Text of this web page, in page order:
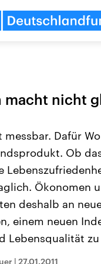
Anhalt
am 6.
neuen
Koalition aus
USA
macht nicht
Dafür
Ob
Ökonomen
deshalb an
einem neuen
Lebensqualität
| 27.01.2011